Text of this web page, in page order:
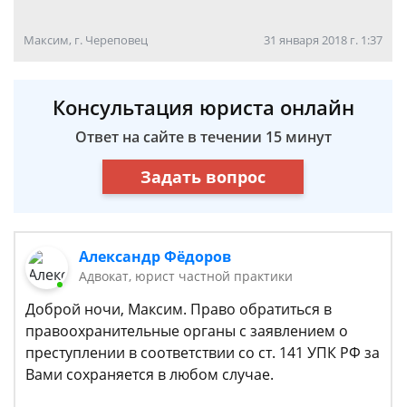
Максим, г. Череповец 31 января 2018 г. 1:37
Консультация юриста онлайн
Ответ на сайте в течении 15 минут
Задать вопрос
Александр Фёдоров
Адвокат, юрист частной практики
Доброй ночи, Максим. Право обратиться в
правоохранительные органы с заявлением о
преступлении в соответствии со ст. 141 УПК РФ за
Вами сохраняется в любом случае.